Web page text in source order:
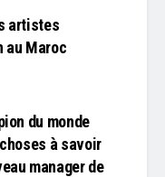
artistes
au Maroc
du monde
à savoir
manager de